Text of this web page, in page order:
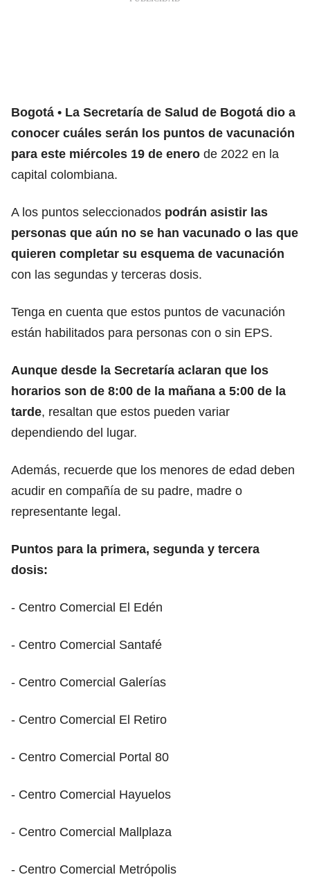
Bogotá
La Secretaría de Salud de Bogotá dio a
conocer cuáles serán los puntos de vacunación
para este miércoles 19 de enero de 2022 en la
capital colombiana.
A los puntos seleccionados podrán asistir las
personas que aún no se han vacunado o las que
quieren completar su esquema de vacunación
con las segundas y terceras dosis.
Tenga en cuenta que estos puntos de vacunación
están habilitados para personas con o sin EPS.
Aunque desde la Secretaría aclaran que los
horarios son de 8:00 de la mañana a 5:00 de la
tarde, resaltan que estos pueden variar
dependiendo del lugar.
Además, recuerde que los menores de edad deben
acudir en compañía de su padre, madre o
representante legal.
Puntos para la primera, segunda y tercera
dosis:
- Centro Comercial El Edén
- Centro Comercial Santafé
- Centro Comercial Galerías
- Centro Comercial El Retiro
- Centro Comercial Portal 80
- Centro Comercial Hayuelos
- Centro Comercial Mallplaza
- Centro Comercial Metrópolis